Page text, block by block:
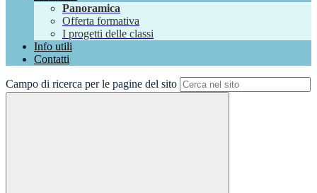
Panoramica
Offerta formativa
I progetti delle classi
Info utili
Contatti
Campo di ricerca per le pagine del sito